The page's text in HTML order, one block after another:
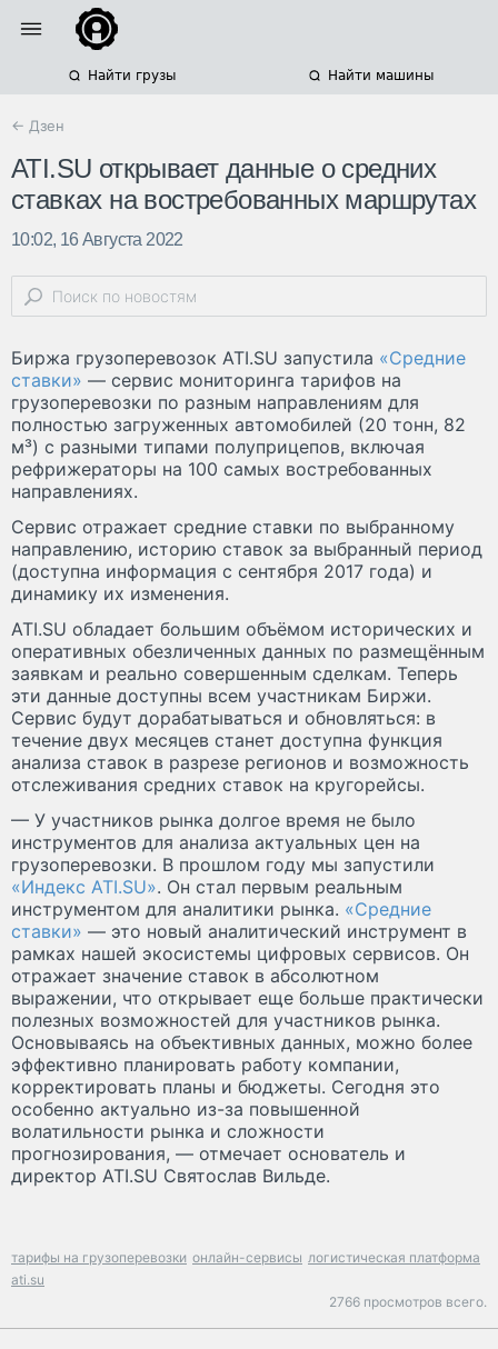
Найти грузы Найти машины
← Дзен
ATI.SU открывает данные о средних
ставках на востребованных маршрутах
10:02, 16 Августа 2022
Биржа грузоперевозок ATI.SU запустила «Средние
ставки» — сервис мониторинга тарифов на
грузоперевозки по разным направлениям для
полностью загруженных автомобилей (20 тонн, 82
м³) с разными типами полуприцепов, включая
рефрижераторы на 100 самых востребованных
направлениях.
Сервис отражает средние ставки по выбранному
направлению, историю ставок за выбранный период
(доступна информация с сентября 2017 года) и
динамику их изменения.
ATI.SU обладает большим объёмом исторических и
оперативных обезличенных данных по размещённым
заявкам и реально совершенным сделкам. Теперь
эти данные доступны всем участникам Биржи.
Сервис будут дорабатываться и обновляться: в
течение двух месяцев станет доступна функция
анализа ставок в разрезе регионов и возможность
отслеживания средних ставок на кругорейсы.
— У участников рынка долгое время не было
инструментов для анализа актуальных цен на
грузоперевозки. В прошлом году мы запустили
«Индекс ATI.SU». Он стал первым реальным
инструментом для аналитики рынка. «Средние
ставки» — это новый аналитический инструмент в
рамках нашей экосистемы цифровых сервисов. Он
отражает значение ставок в абсолютном
выражении, что открывает еще больше практически
полезных возможностей для участников рынка.
Основываясь на объективных данных, можно более
эффективно планировать работу компании,
корректировать планы и бюджеты. Сегодня это
особенно актуально из-за повышенной
волатильности рынка и сложности
прогнозирования, — отмечает основатель и
директор ATI.SU Святослав Вильде.
тарифы на грузоперевозки онлайн-сервисы логистическая платформа
ati.su
2766 просмотров всего.